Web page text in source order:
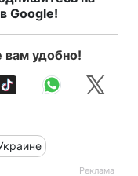
Google!
вам удобно!